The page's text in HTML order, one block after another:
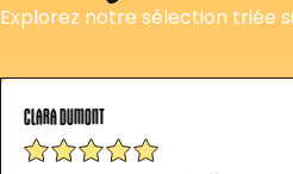
Explorez notre sélection triée
CLARA DUMONT